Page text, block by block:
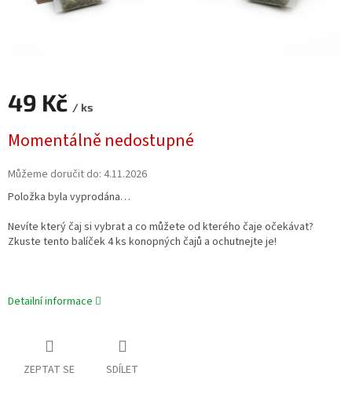
49 Kč / ks
cena:
Momentálně nedostupné
Můžeme doručit do: 4.11.2026
Položka byla vyprodána…
Nevíte který čaj si vybrat a co můžete od kterého čaje očekávat?
Zkuste tento balíček 4 ks konopných čajů a ochutnejte je!
Detailní informace
ZEPTAT SE SDÍLET